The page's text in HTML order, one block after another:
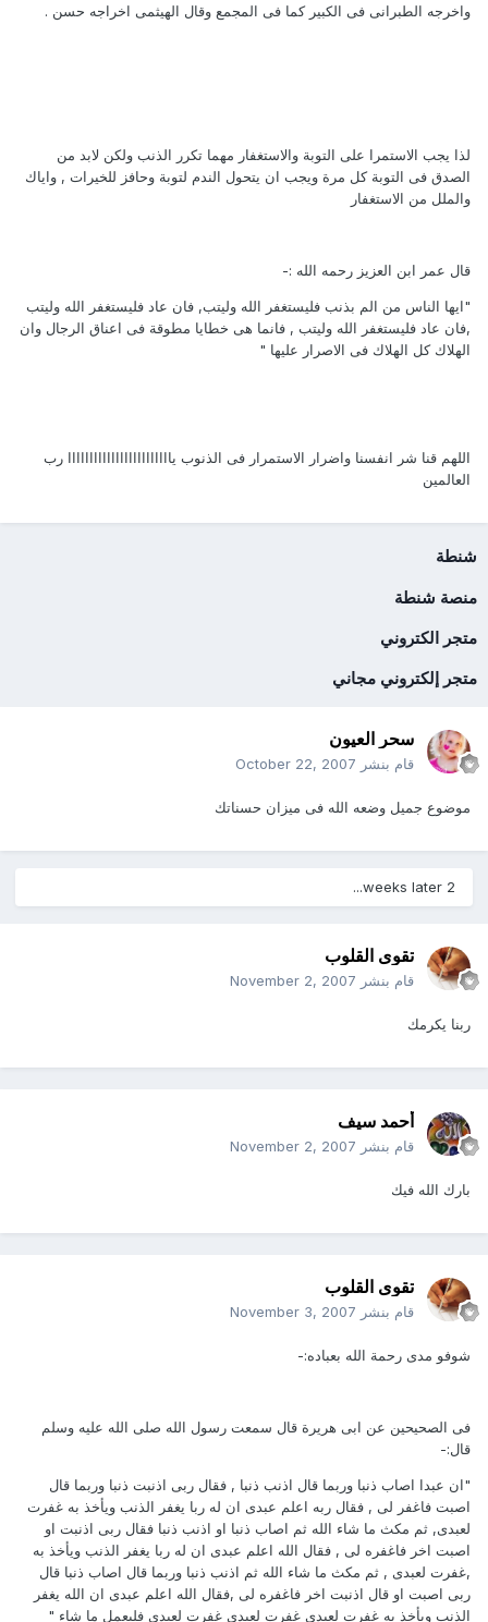
واخرجه الطبرانى فى الكبير كما فى المجمع وقال الهيثمى اخراجه حسن .
لذا يجب الاستمرا على التوبة والاستغفار مهما تكرر الذنب ولكن لابد من
الصدق فى التوبة كل مرة ويجب ان يتحول الندم لتوبة وحافز للخيرات , واياك
والملل من الاستغفار
قال عمر ابن العزيز رحمه الله :-
"ايها الناس من الم بذنب فليستغفر الله وليتب, فان عاد فليستغفر الله وليتب
,فان عاد فليستغفر الله وليتب , فانما هى خطايا مطوقة فى اعناق الرجال وان
الهلاك كل الهلاك فى الاصرار عليها "
اللهم قنا شر انفسنا واضرار الاستمرار فى الذنوب ياااااااااااااااااااااااا رب
العالمين
شنطة
منصة شنطة
متجر الكتروني
متجر إلكتروني مجاني
سحر العيون
قام بنشر October 22, 2007
موضوع جميل وضعه الله فى ميزان حسناتك
2 weeks later...
تقوى القلوب
قام بنشر November 2, 2007
ربنا يكرمك
أحمد سيف
قام بنشر November 2, 2007
بارك الله فيك
تقوى القلوب
قام بنشر November 3, 2007
شوفو مدى رحمة الله بعباده:-
فى الصحيحين عن ابى هريرة قال سمعت رسول الله صلى الله عليه وسلم
قال:-
"ان عبدا اصاب ذنبا وربما قال اذنب ذنبا , فقال ربى اذنبت ذنبا وربما قال
اصبت فاغفر لى , فقال ربه اعلم عبدى ان له ربا يغفر الذنب ويأخذ به غفرت
لعبدى, ثم مكث ما شاء الله ثم اصاب ذنبا او اذنب ذنبا فقال ربى اذنبت او
اصبت اخر فاغفره لى , فقال الله اعلم عبدى ان له ربا يغفر الذنب ويأخذ به
,غفرت لعبدى , ثم مكث ما شاء الله ثم اذنب ذنبا وربما قال اصاب ذنبا قال
ربى اصبت او قال اذنبت اخر فاغفره لى ,فقال الله اعلم عبدى ان الله يغفر
الذنب ويأخذ به غفرت لعبدى غفرت لعبدى غفرت لعبدى فليعمل ما شاء "